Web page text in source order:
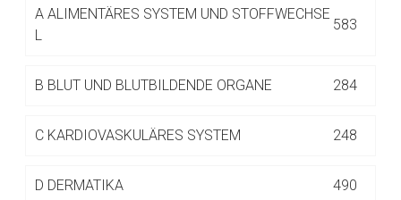
A ALIMENTÄRES SYSTEM UND STOFFWECHSE
L
583
B BLUT UND BLUTBILDENDE ORGANE 284
C KARDIOVASKULÄRES SYSTEM 248
D DERMATIKA 490
Aufruf einer externen Seite
Seite. Für die Inhalte der externen Web-Seite ist deren
Datenschutzbestimmungen.
Zur Seite